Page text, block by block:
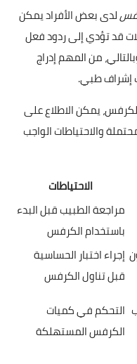
لدى بعض الأفراد يمكن
قد تؤدي إلى ردود فعل
من المهم إدراج
إشراف طبي.
يمكن الاطلاع على
والاحتياطات الواجب
الاحتياطات
مراجعة الطبيب قبل البدء
باستخدام الكرفس
إجراء اختبار الحساسية
قبل تناول الكرفس
التحكم في كميات
الكرفس المستهلكة